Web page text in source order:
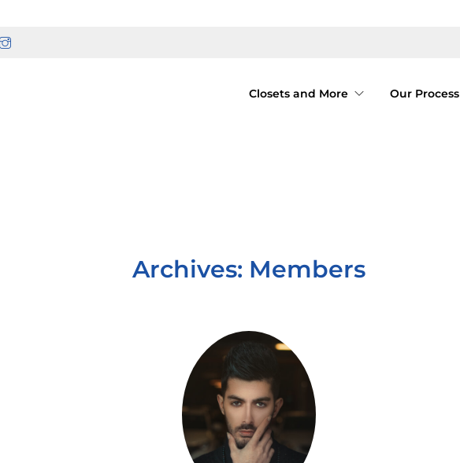
Closets and More Our Process
Archives: Members